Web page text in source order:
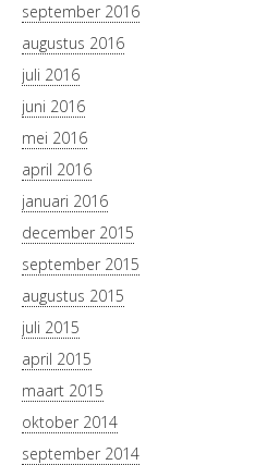
september 2016
augustus 2016
juli 2016
juni 2016
mei 2016
april 2016
januari 2016
december 2015
september 2015
augustus 2015
juli 2015
april 2015
maart 2015
oktober 2014
september 2014